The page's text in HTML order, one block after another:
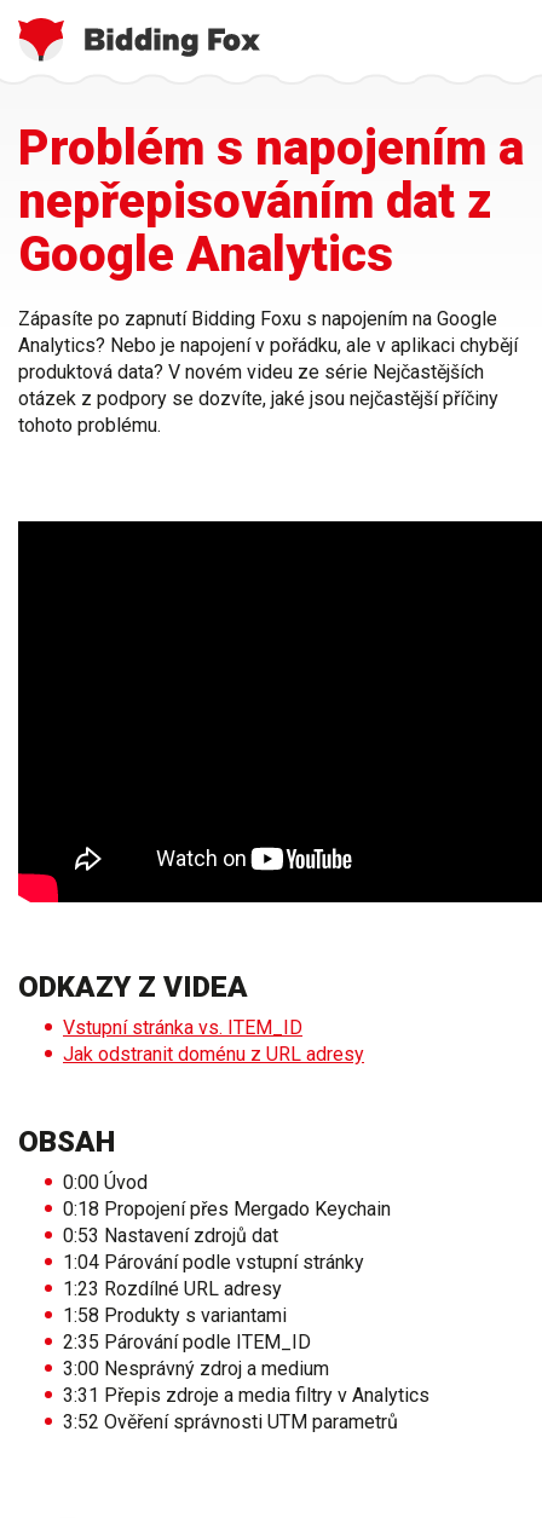
hlavnímu
obsahu
zde
Problém s napojením a
nepřepisováním dat z
Google Analytics
Zápasíte po zapnutí Bidding Foxu s napojením na Google
Analytics? Nebo je napojení v pořádku, ale v aplikaci chybějí
produktová data? V novém videu ze série Nejčastějších
otázek z podpory se dozvíte, jaké jsou nejčastější příčiny
tohoto problému.
ODKAZY Z VIDEA
Vstupní stránka vs. ITEM_ID
Jak odstranit doménu z URL adresy
OBSAH
0:00 Úvod
0:18 Propojení přes Mergado Keychain
0:53 Nastavení zdrojů dat
1:04 Párování podle vstupní stránky
1:23 Rozdílné URL adresy
1:58 Produkty s variantami
2:35 Párování podle ITEM_ID
3:00 Nesprávný zdroj a medium
3:31 Přepis zdroje a media filtry v Analytics
3:52 Ověření správnosti UTM parametrů